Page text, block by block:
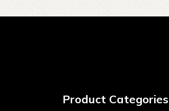
Product Categories